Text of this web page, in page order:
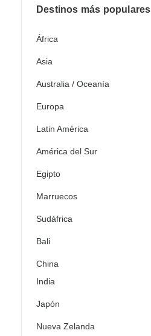
Destinos más populares
África
Asia
Australia / Oceanía
Europa
Latin América
América del Sur
Egipto
Marruecos
Sudáfrica
Bali
China
India
Japón
Nueva Zelanda